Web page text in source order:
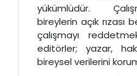
yükümlüdür.
bireylerin açık rızası
çalışmayı
editörler; yazar,
bireysel verilerini